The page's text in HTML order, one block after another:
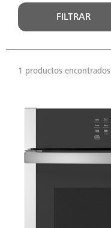
FILTRAR
1 productos encontrados